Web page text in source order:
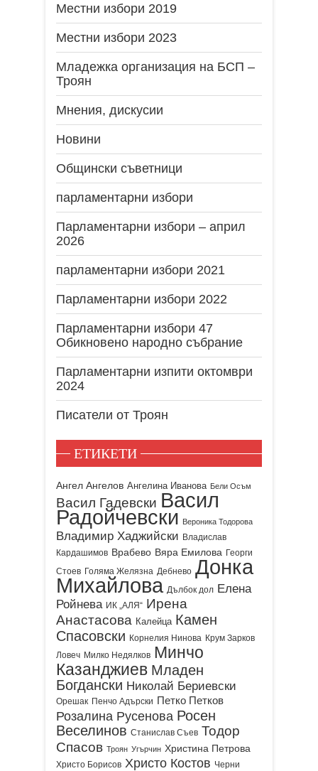
Местни избори 2019
Местни избори 2023
Младежка организация на БСП –
Троян
Мнения, дискусии
Новини
Общински съветници
парламентарни избори
Парламентарни избори – април
2026
парламентарни избори 2021
Парламентарни избори 2022
Парламентарни избори 47
Обикновено народно събрание
Парламентарни изпити октомври
2024
Писатели от Троян
ЕТИКЕТИ
Ангел Ангелов Ангелина Иванова Бели Осъм
Васил Гадевски Васил
Радойчевски Вероника Тодорова
Владимир Хаджийски Владислав
Кардашимов Врабево Вяра Емилова Георги
Стоев Голяма Желязна Дебнево Донка
Михайлова Дълбок дол Елена
Ройнева ИК „АЛЯ“ Ирена
Анастасова Калейца Камен
Спасовски Корнелия Нинова Крум Зарков
Ловеч Милко Недялков Минчо
Казанджиев Младен
Богдански Николай Бериевски
Орешак Пенчо Адърски Петко Петков
Розалина Русенова Росен
Веселинов Станислав Съев Тодор
Спасов Троян Угърчин Христина Петрова
Христо Борисов Христо Костов Черни